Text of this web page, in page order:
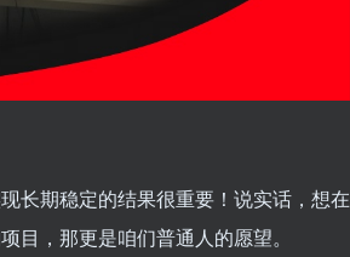
长期稳定的结果很重要！说实话，想在
目，那更是咱们普通人的愿望。